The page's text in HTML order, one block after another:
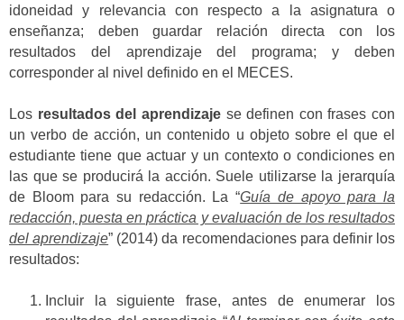
idoneidad y relevancia con respecto a la asignatura o
enseñanza; deben guardar relación directa con los
resultados del aprendizaje del programa; y deben
corresponder al nivel definido en el MECES.
Los resultados del aprendizajese definen con frases con
un verbo de acción, un contenido u objeto sobre el que el
estudiante tiene que actuar y un contexto o condiciones en
las que se producirá la acción. Suele utilizarse la jerarquía
de Bloom para su redacción. La “Guía de apoyo para la
redacción, puesta en práctica y evaluación de los resultados
del aprendizaje” (2014) da recomendaciones para definir los
resultados:
Incluir la siguiente frase, antes de enumerar los